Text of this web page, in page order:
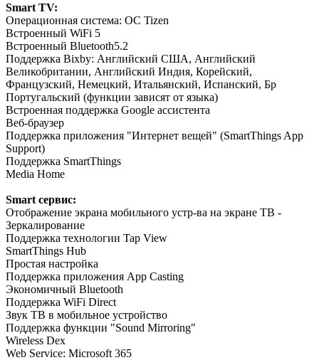
Smart TV:
Операционная система: ОС Tizen
Встроенный WiFi 5
Встроенный Bluetooth5.2
Поддержка Bixby: Английский США, Английский
Великобритании, Английский Индия, Корейский,
Французский, Немецкий, Итальянский, Испанский, Бр
Португальский (функции зависят от языка)
Встроенная поддержка Google ассистента
Веб-браузер
Поддержка приложения "Интернет вещей" (SmartThings App
Support)
Поддержка SmartThings
Media Home
Smart сервис:
Отображение экрана мобильного устр-ва на экране ТВ -
Зеркалирование
Поддержка технологии Tap View
SmartThings Hub
Простая настройка
Поддержка приложения App Casting
Экономичный Bluetooth
Поддержка WiFi Direct
Звук ТВ в мобильное устройство
Поддержка функции "Sound Mirroring"
Wireless Dex
Web Service: Microsoft 365